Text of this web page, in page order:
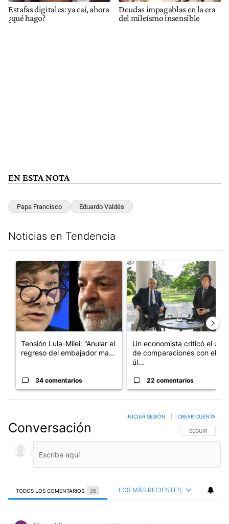
Estafas digitales: ya caí, ahora
¿qué hago?
Deudas impagablas en la era
del mileísmo insensible
EN ESTA NOTA
Papa Francisco Eduardo Valdés
Noticias en Tendencia
Un artículo de tendencia con el título "Tensión Lula-Milei:
Tensión Lula-Milei: “Anular el
regreso del embajador ma...
34 comentarios
Un artículo de tendencia con
Un economista criticó el uso
de comparaciones con el
úl...
22 comentarios
Conversación SIGA ESTA
SEGUIR
INICIAR SESIÓN CREAR CUENTA
TODOS LOS COMENTARIOS 26 LOS MÁS RECIENTES